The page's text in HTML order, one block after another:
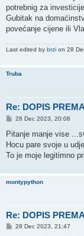
potrebnig za
Gubitak na
povećanje cijene ili
Last edited by brzi on 28
Truba
Re: DOPIS
P
s
28 Dec 2023, 20:08
Pitanje manje vise
Hocu pare svoje u
To je moje legitimno
montypython
Re: DOPIS
P28 Dec 2023, 21:47